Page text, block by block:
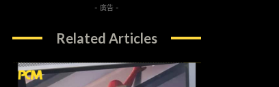
- 廣告 -
Related Articles